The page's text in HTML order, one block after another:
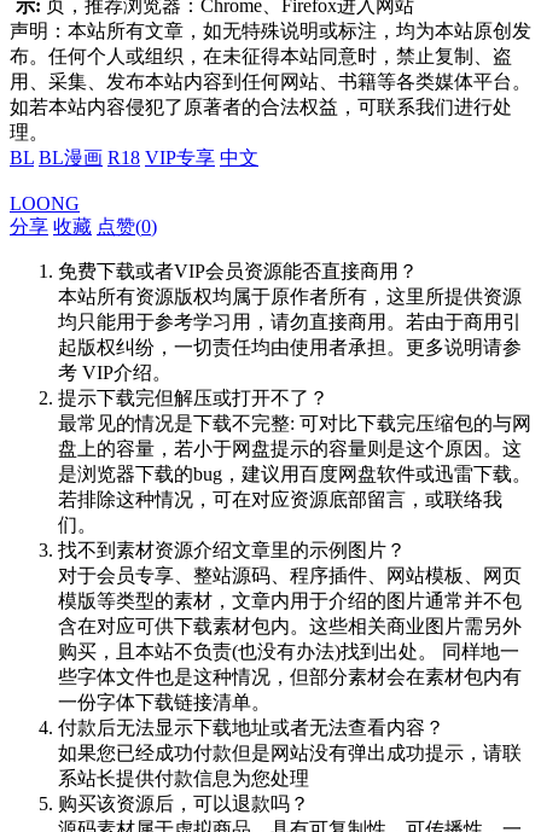
示: 页，推荐浏览器：Chrome、Firefox进入网站
声明：本站所有文章，如无特殊说明或标注，均为本站原创发
布。任何个人或组织，在未征得本站同意时，禁止复制、盗
用、采集、发布本站内容到任何网站、书籍等各类媒体平台。
如若本站内容侵犯了原著者的合法权益，可联系我们进行处
理。
BL BL漫画 R18 VIP专享 中文
LOONG
分享 收藏 点赞(0)
免费下载或者VIP会员资源能否直接商用？
本站所有资源版权均属于原作者所有，这里所提供资源
均只能用于参考学习用，请勿直接商用。若由于商用引
起版权纠纷，一切责任均由使用者承担。更多说明请参
考 VIP介绍。
提示下载完但解压或打开不了？
最常见的情况是下载不完整: 可对比下载完压缩包的与网
盘上的容量，若小于网盘提示的容量则是这个原因。这
是浏览器下载的bug，建议用百度网盘软件或迅雷下载。
若排除这种情况，可在对应资源底部留言，或联络我
们。
找不到素材资源介绍文章里的示例图片？
对于会员专享、整站源码、程序插件、网站模板、网页
模版等类型的素材，文章内用于介绍的图片通常并不包
含在对应可供下载素材包内。这些相关商业图片需另外
购买，且本站不负责(也没有办法)找到出处。 同样地一
些字体文件也是这种情况，但部分素材会在素材包内有
一份字体下载链接清单。
付款后无法显示下载地址或者无法查看内容？
如果您已经成功付款但是网站没有弹出成功提示，请联
系站长提供付款信息为您处理
购买该资源后，可以退款吗？